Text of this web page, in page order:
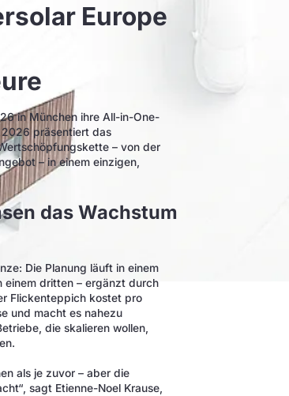
Europe
in München ihre All-in-One-
2026 präsentiert das
– von der
– in einem einzigen,
das Wachstum
Die Planung läuft in einem
einem dritten – ergänzt durch
Flickenteppich kostet pro
und macht es nahezu
die skalieren wollen,
als je zuvor – aber die
sagt Etienne-Noel Krause,